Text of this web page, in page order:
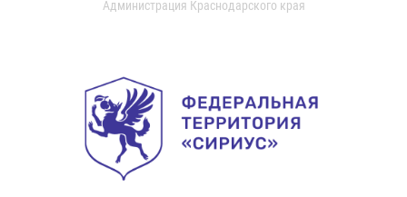
Администрация Краснодарского края